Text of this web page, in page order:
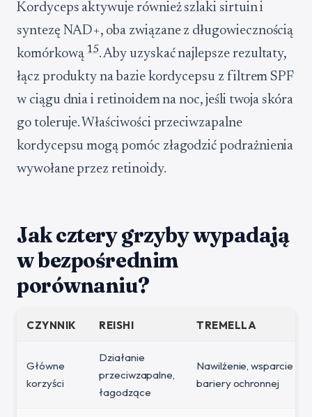
Kordyceps aktywuje również szlaki sirtuin i
syntezę NAD+, oba związane z długowiecznością
komórkową15. Aby uzyskać najlepsze rezultaty,
łącz produkty na bazie kordycepsu z filtrem SPF
w ciągu dnia i retinoidem na noc, jeśli twoja skóra
go toleruje. Właściwości przeciwzapalne
kordycepsu mogą pomóc złagodzić podrażnienia
wywołane przez retinoidy.
Jak cztery grzyby wypadają
w bezpośrednim
porównaniu?
CZYNNIK REISHI TREMELLA
Główne
korzyści
Działanie
przeciwzapalne,
łagodzące
Nawilżenie, wsparcie
bariery ochronnej